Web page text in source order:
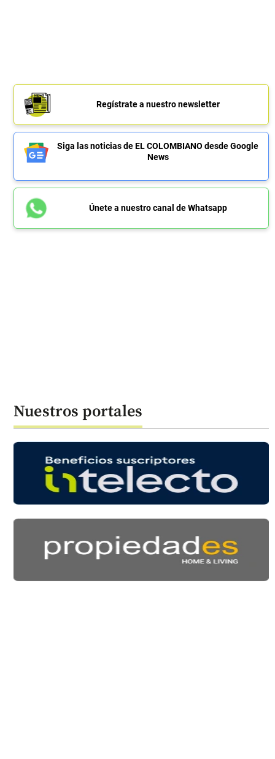
Regístrate a nuestro newsletter
Siga las noticias de EL COLOMBIANO desde Google
News
Únete a nuestro canal de Whatsapp
Nuestros portales